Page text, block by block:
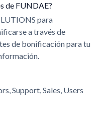
de FUNDAE?
para
a través de
de bonificación para tu
Support, Sales, Users